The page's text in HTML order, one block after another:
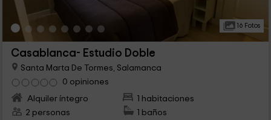
16 Fotos
Casablanca- Estudio Doble
Santa Marta De Tormes, Salamanca
0 opiniones
Alquiler íntegro
1 habitaciones
2 personas
1 baños